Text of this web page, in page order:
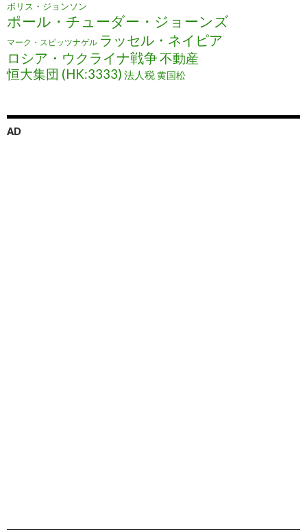
ボリス・ジョンソン
ポール・チューダー・ジョーンズ
マーク・スピッツナゲル ラッセル・ネイピア
ロシア・ウクライナ戦争不動産
恒大集団 (HK:3333) 法人税黄国松
AD